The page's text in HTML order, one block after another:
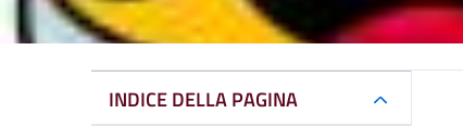
INDICE DELLA PAGINA